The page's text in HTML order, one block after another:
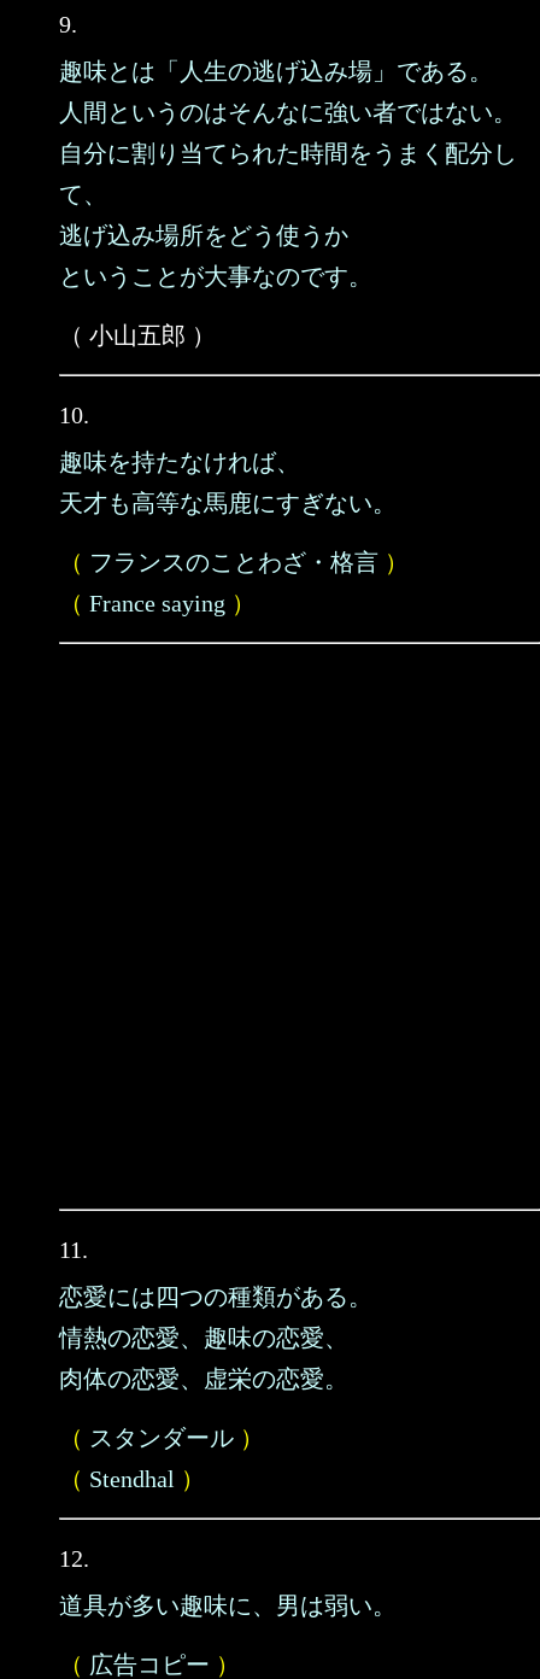
9.
趣味とは「人生の逃げ込み場」である。
人間というのはそんなに強い者ではない。
自分に割り当てられた時間をうまく配分し
て、
逃げ込み場所をどう使うか
ということが大事なのです。
（ 小山五郎 ）
10.
趣味を持たなければ、
天才も高等な馬鹿にすぎない。
（ フランスのことわざ・格言 ）
（ France saying ）
11.
恋愛には四つの種類がある。
情熱の恋愛、趣味の恋愛、
肉体の恋愛、虚栄の恋愛。
（ スタンダール ）
（ Stendhal ）
12.
道具が多い趣味に、男は弱い。
（ 広告コピー ）